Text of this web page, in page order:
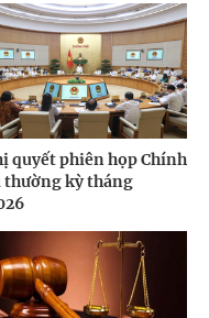
quyết phiên họp Chính
thường kỳ tháng